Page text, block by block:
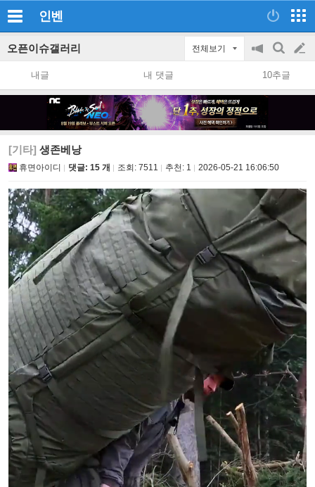
인벤
오픈이슈갤러리 전체보기
공
지
on/off
검
색
글
쓰
내글 내 댓글 10추글
[기타] 생존베낭
휴면아이디 댓글: 15 개 조회: 7511 추천: 1 2026-05-21 16:06:50